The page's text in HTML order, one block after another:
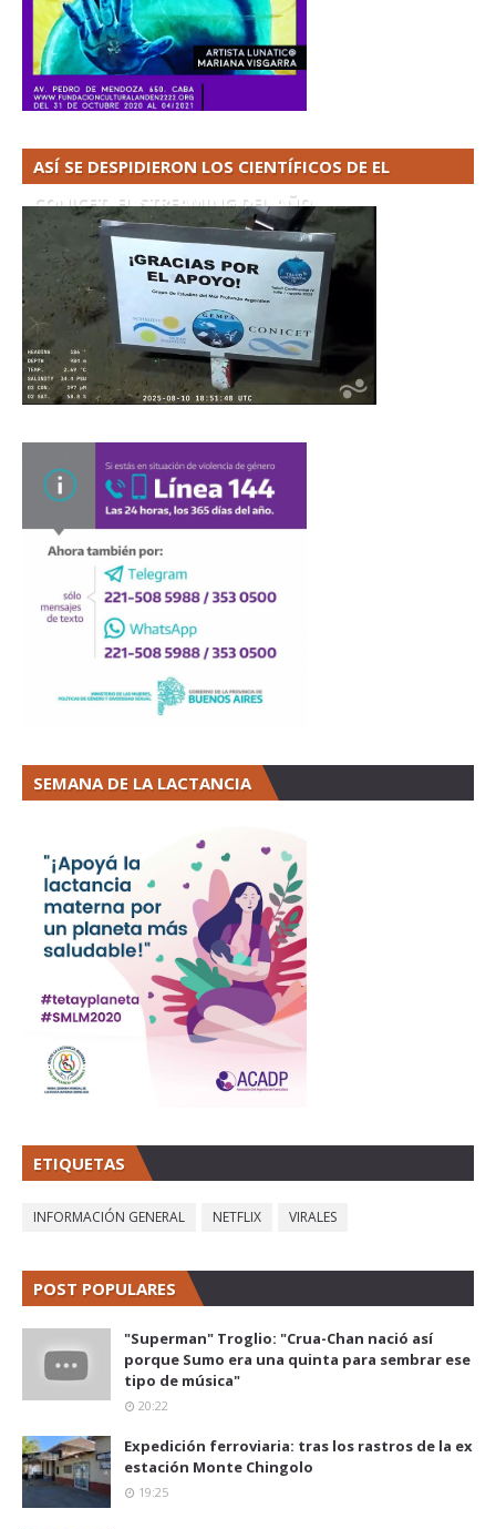
ASÍ SE DESPIDIERON LOS CIENTÍFICOS DE EL
CONICET. EL STREAMING DEL AÑO
SEMANA DE LA LACTANCIA
ETIQUETAS
INFORMACIÓN GENERAL NETFLIX VIRALES
POST POPULARES
"Superman" Troglio: "Crua-Chan nació así
porque Sumo era una quinta para sembrar ese
tipo de música"
20:22
Expedición ferroviaria: tras los rastros de la ex
estación Monte Chingolo
19:25